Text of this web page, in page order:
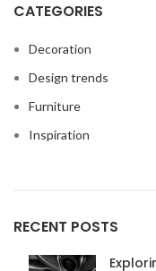
CATEGORIES
Decoration
Design trends
Furniture
Inspiration
RECENT POSTS